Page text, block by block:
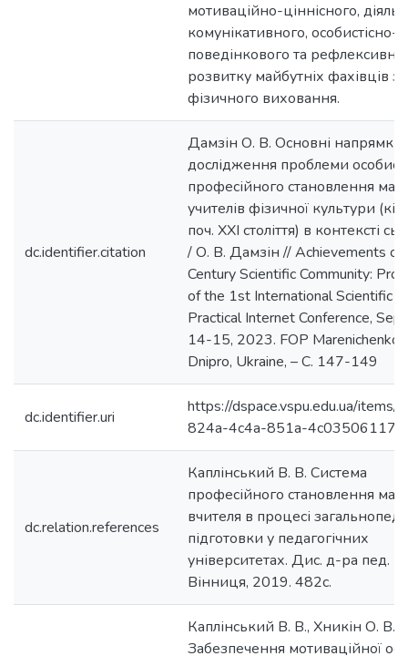
мотиваційно-ціннісного,
комунікативного, особистісно-
поведінкового та
розвитку майбутніх фахівців з
фізичного виховання.
dc.identifier.citation
Дамзін О. В. Основні напрямки
дослідження проблеми
професійного становлення
учителів фізичної культури
поч. XXI століття) в контексті
/ О. В. Дамзін // Achievements
Century Scientific Community:
of the 1st International Scientific
Practical Internet Conference,
14-15, 2023. FOP Marenichenko
Dnipro, Ukraine, – С. 147-149
dc.identifier.uri
https://dspace.vspu.edu.ua/
824a-4c4a-851a-
dc.relation.references
Каплінський В. В. Система
професійного становлення
вчителя в процесі
підготовки у педагогічних
університетах. Дис. д-ра пед.
Вінниця, 2019. 482с.
Каплінський В. В., Хникін О. В.
Забезпечення мотиваційної